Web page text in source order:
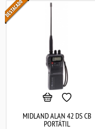
MIDLAND ALAN 42 DS CB
PORTÁTIL